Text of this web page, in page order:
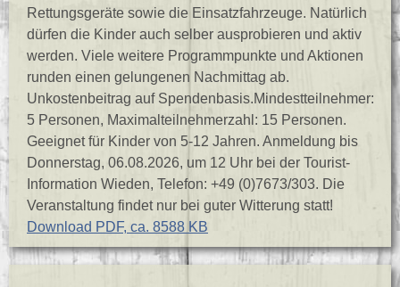
Rettungsgeräte sowie die Einsatzfahrzeuge. Natürlich
dürfen die Kinder auch selber ausprobieren und aktiv
werden. Viele weitere Programmpunkte und Aktionen
runden einen gelungenen Nachmittag ab.
Unkostenbeitrag auf Spendenbasis.Mindestteilnehmer:
5 Personen, Maximalteilnehmerzahl: 15 Personen.
Geeignet für Kinder von 5-12 Jahren. Anmeldung bis
Donnerstag, 06.08.2026, um 12 Uhr bei der Tourist-
Information Wieden, Telefon: +49 (0)7673/303. Die
Veranstaltung findet nur bei guter Witterung statt!
Download PDF, ca. 8588 KB